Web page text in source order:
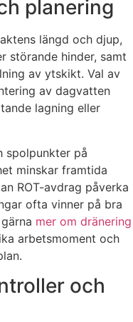
planering
längd och djup,
störande hinder, samt
av ytskikt. Val av
av dagvatten
lagning eller
spolpunkter på
minskar framtida
ROT-avdrag påverka
ofta vinner på bra
mer om dränering
arbetsmoment och
och